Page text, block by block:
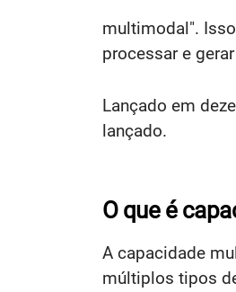
multimodal".
processar e
Lançado em
lançado.
O que é
A capacidade
múltiplos tipos